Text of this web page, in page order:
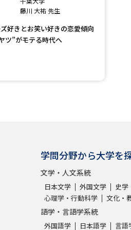
新増設大学
データサイ
進路の３択
新学年スタ
藤川 大祐 先生
好きとお笑い好きの恋愛傾向
ツ”がモテる時代へ
学問分野から大学を
文学・人文系統
日本文学 外国文学 史学
心理学・行動科学
文化・
語学・言語学系統
外国語学 日本語学 言語